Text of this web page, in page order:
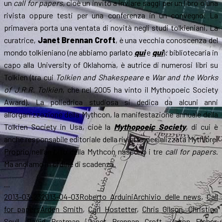
uncall for papers, cioè un invito a inviare saggi per un libro o una
rivista oppure testi per una conferenza in un convegno. La
primavera porta una ventata di novità negli studi tolkieniani. La
curatrice, Janet Brennan Croft, è una vecchia conoscenza del
mondo tolkieniano (ne abbiamo parlato quie qui): bibliotecaria in
capo alla University of Oklahoma, è autrice di numerosi libri su
Tolkien (tra cuiTolkien and Shakespeare e War and the Works
of J.R.R. Tolkien, che nel 2005 ha vinto il Mythopoeic Society
Award). La poliedrica studiosa si dedica da alcuni anni
all’organizzazione della Mythcon, la manifestazione annuale della
Tolkien Society in Usa, cioè la Mythopoeic Society, di cui è
anche responsabile editoriale della rivista specializzata Mythlore.
Proprio nell’ambito della Mythcon nascono i tre call for papers.
Ma andiamo in ordine di scadenza.
…
Scritto
il
2013-03-23 2013-04-03Autore
Roberto ArduiniCategorie
Archivio delle news,Call
for papersTag
Arden Smith,Carl Hostetter, Chris Gilson,Christina